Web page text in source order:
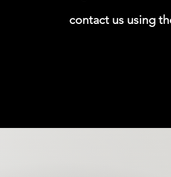
contact us using